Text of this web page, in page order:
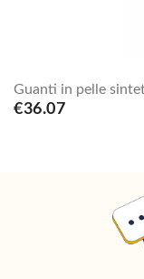
Guanti in pelle
€36.07